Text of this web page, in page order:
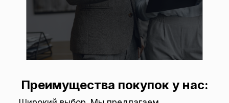
Преимущества покупок у нас: